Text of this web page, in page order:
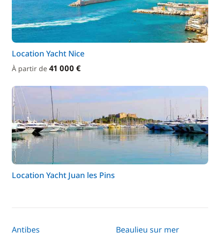
Location Yacht Nice
À partir de 41 000 €
Location Yacht Juan les Pins
Antibes Beaulieu sur mer